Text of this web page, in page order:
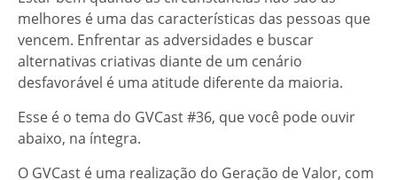
melhores é uma das características das pessoas que
vencem. Enfrentar as adversidades e buscar
alternativas criativas diante de um cenário
desfavorável é uma atitude diferente da maioria.
Esse é o tema do GVCast #36, que você pode ouvir
abaixo, na íntegra.
O GVCast é uma realização do Geração de Valor, com